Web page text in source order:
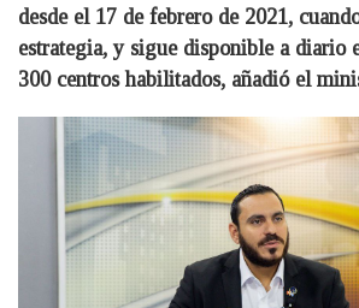
desde el 17 de febrero de 2021,
estrategia, y sigue disponible a diario
300 centros habilitados, añadió el